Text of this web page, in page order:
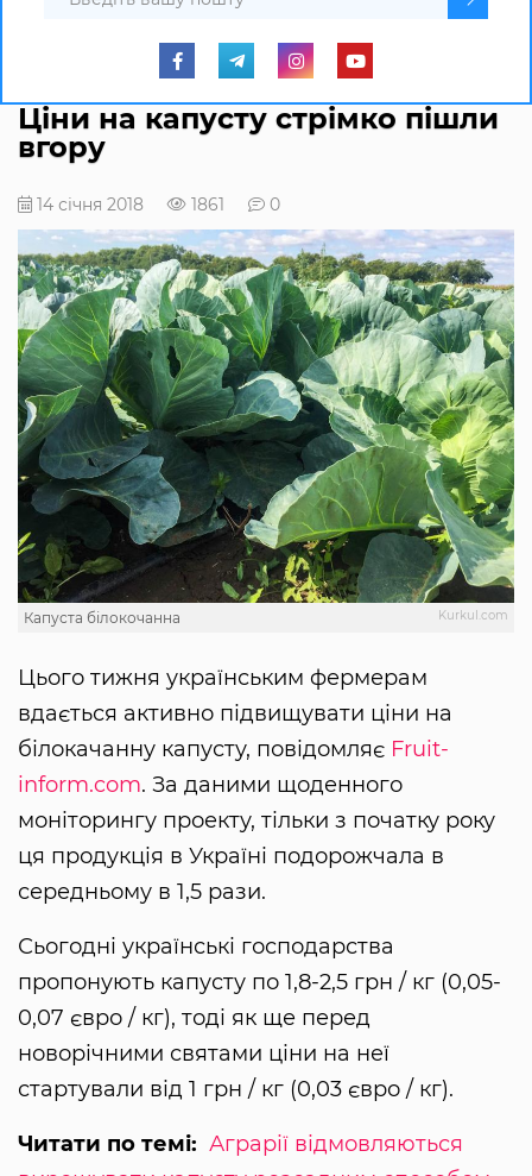
Ціни на капусту стрімко пішли
вгору
14 січня 2018 1861 0
Kurkul.com
Капуста білокочанна
Цього тижня українським фермерам
вдається активно підвищувати ціни на
білокачанну капусту, повідомляє Fruit-
inform.com. За даними щоденного
моніторингу проекту, тільки з початку року
ця продукція в Україні подорожчала в
середньому в 1,5 рази.
Сьогодні українські господарства
пропонують капусту по 1,8-2,5 грн / кг (0,05-
0,07 євро / кг), тоді як ще перед
новорічними святами ціни на неї
стартували від 1 грн / кг (0,03 євро / кг).
Читати по темі: Аграрії відмовляються